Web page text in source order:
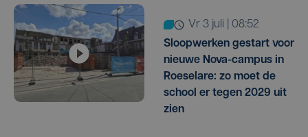
vr 3 juli | 08:52
Sloopwerken gestart voor
nieuwe Nova-campus in
Roeselare: zo moet de
school er tegen 2029 uit
zien